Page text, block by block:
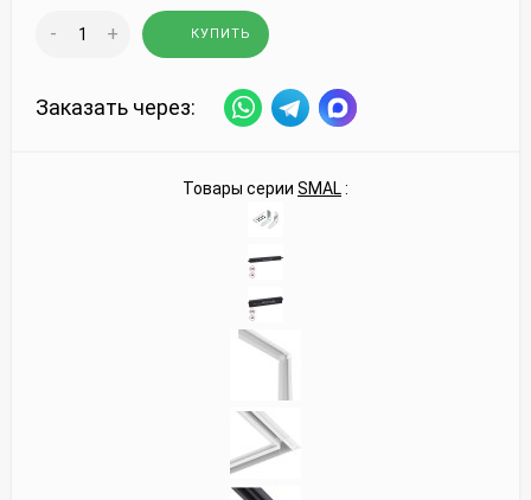
- + КУПИТЬ
Заказать через:
Товары серии SMAL: